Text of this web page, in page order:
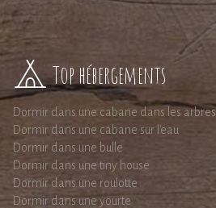
Top hébergements
Dormir dans une cabane dans les arbres
Dormir dans une cabane sur l'eau
Dormir dans une bulle
Dormir dans une tiny house
Dormir dans une roulotte
Dormir dans une yourte